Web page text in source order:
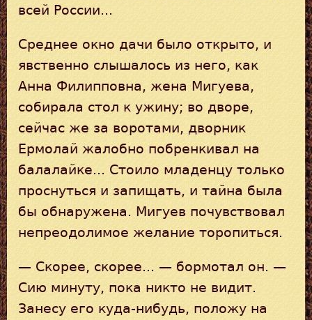
всей России...
Среднее окно дачи было открыто, и
явственно слышалось из него, как
Анна Филипповна, жена Мигуева,
собирала стол к ужину; во дворе,
сейчас же за воротами, дворник
Ермолай жалобно побренкивал на
балалайке... Стоило младенцу только
проснуться и запищать, и тайна была
бы обнаружена. Мигуев почувствовал
непреодолимое желание торопиться.
— Скорее, скорее... — бормотал он. —
Сию минуту, пока никто не видит.
Занесу его куда-нибудь, положу на